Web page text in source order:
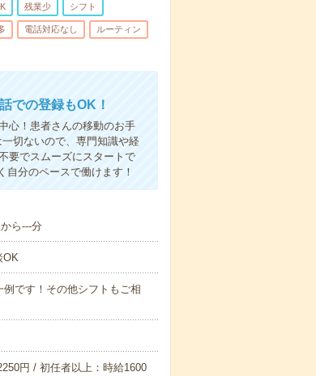
残業少 シフト
電話対応なし ルーティン
での登録もOK！
心！患者さんの移動のお手
切ないので、専門知識や経
要でスムーズにスタートで
分のペースで働けます！
ら---分
OK
です！その他シフトもご相
円 / 初任者以上：時給1600